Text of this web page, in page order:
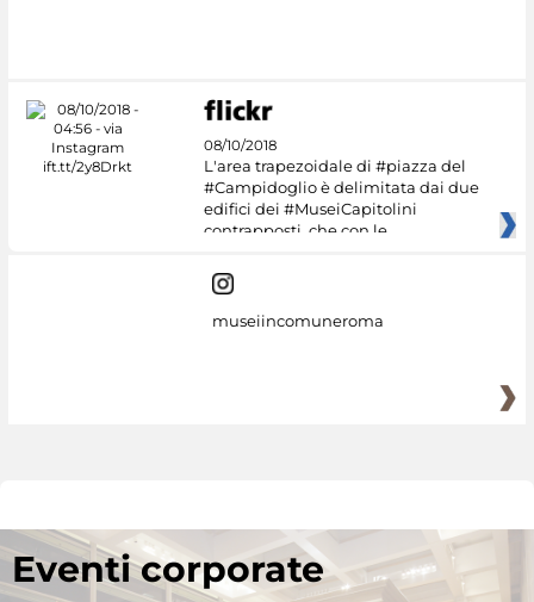
08/10/2018
L'area trapezoidale di #piazza del
#Campidoglio è delimitata dai due
edifici dei #MuseiCapitolini
contrapposti, che con le
museiincomuneroma
Eventi corporate